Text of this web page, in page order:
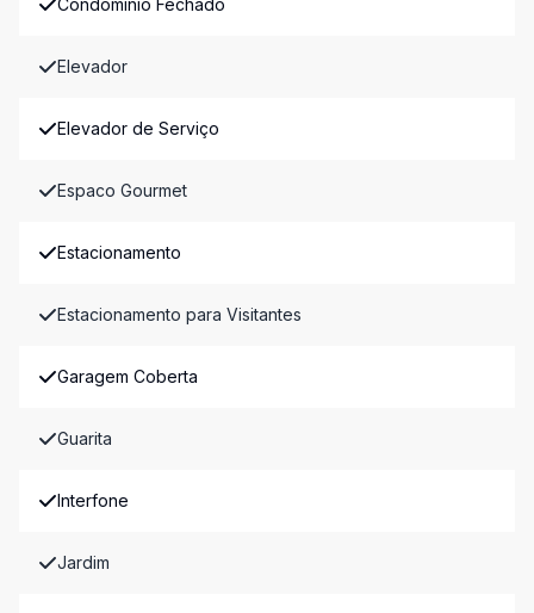
Condomínio Fechado
Elevador
Elevador de Serviço
Espaco Gourmet
Estacionamento
Estacionamento para Visitantes
Garagem Coberta
Guarita
Interfone
Jardim